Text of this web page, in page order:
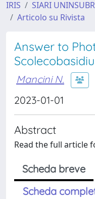
IRIS SIARI
Articolo su Rivista
Answer to
Mancini N.
2023-01-01
Abstract
Read the full article
Scheda breve
Scheda